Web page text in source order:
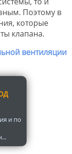
Поэтому в
которые
клапана.
и по